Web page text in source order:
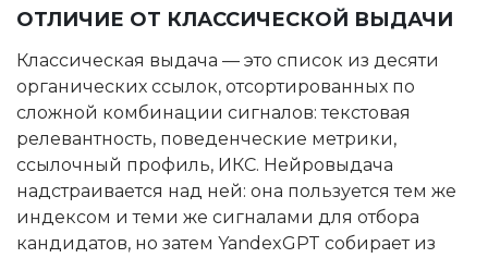
ОТЛИЧИЕ ОТ КЛАССИЧЕСКОЙ ВЫДАЧИ
Классическая выдача — это список из десяти
органических ссылок, отсортированных по
сложной комбинации сигналов: текстовая
релевантность, поведенческие метрики,
ссылочный профиль, ИКС. Нейровыдача
надстраивается над ней: она пользуется тем же
индексом и теми же сигналами для отбора
кандидатов, но затем YandexGPT собирает из